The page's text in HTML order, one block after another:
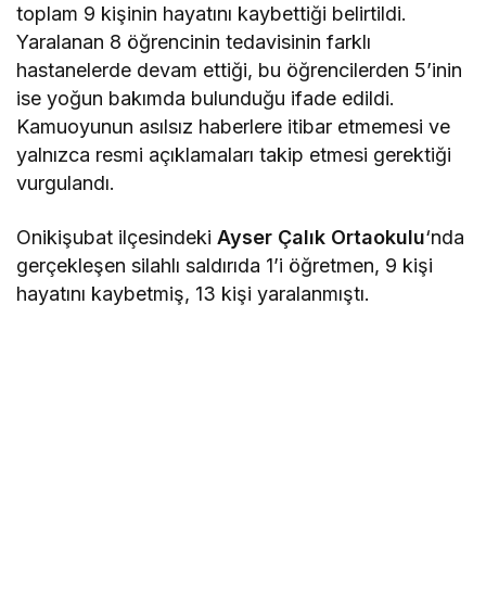
toplam 9 kişinin hayatını kaybettiği belirtildi.
Yaralanan 8 öğrencinin tedavisinin farklı
hastanelerde devam ettiği, bu öğrencilerden 5’inin
ise yoğun bakımda bulunduğu ifade edildi.
Kamuoyunun asılsız haberlere itibar etmemesi ve
yalnızca resmi açıklamaları takip etmesi gerektiği
vurgulandı.
Onikişubat ilçesindekiAyser Çalık Ortaokulu‘nda
gerçekleşen silahlı saldırıda 1’i öğretmen, 9 kişi
hayatını kaybetmiş, 13 kişi yaralanmıştı.